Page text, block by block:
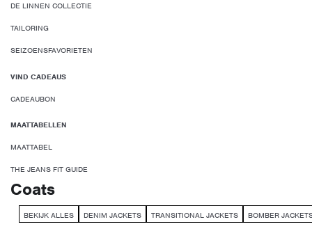
DE LINNEN COLLECTIE
TAILORING
SEIZOENSFAVORIETEN
VIND CADEAUS
CADEAUBON
MAATTABELLEN
MAATTABEL
THE JEANS FIT GUIDE
Coats
BEKIJK ALLES DENIM JACKETS TRANSITIONAL JACKETS BOMBER